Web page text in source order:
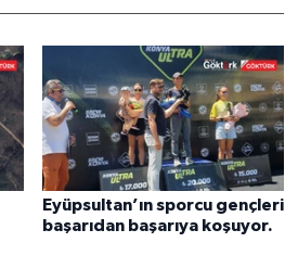
Eyüpsultan’ın sporcu gençleri
başarıdan başarıya koşuyor.